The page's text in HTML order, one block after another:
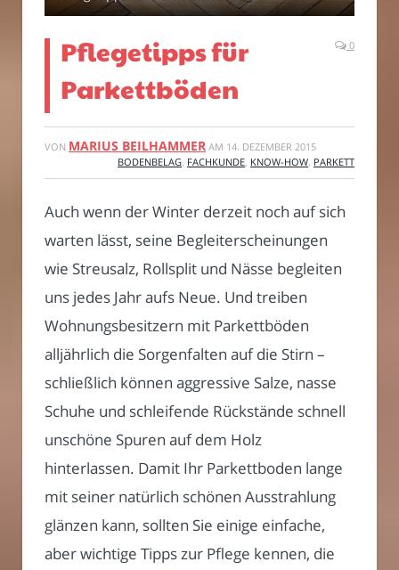
Pflegetipps für
Parkettböden
0
VON MARIUS BEILHAMMER AM 14. DEZEMBER 2015
BODENBELAG FACHKUNDE KNOW-HOW PARKETT
Auch wenn der Winter derzeit noch auf sich
warten lässt, seine Begleiterscheinungen
wie Streusalz, Rollsplit und Nässe begleiten
uns jedes Jahr aufs Neue. Und treiben
Wohnungsbesitzern mit Parkettböden
alljährlich die Sorgenfalten auf die Stirn –
schließlich können aggressive Salze, nasse
Schuhe und schleifende Rückstände schnell
unschöne Spuren auf dem Holz
hinterlassen. Damit Ihr Parkettboden lange
mit seiner natürlich schönen Ausstrahlung
glänzen kann, sollten Sie einige einfache,
aber wichtige Tipps zur Pflege kennen, die